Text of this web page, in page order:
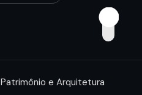
Patrimônio e Arquitetura